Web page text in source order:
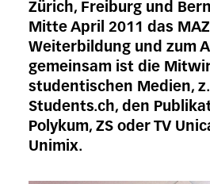
Zürich, Freiburg und
Mitte April 2011 das
Weiterbildung und zum
gemeinsam ist die
studentischen Medien,
Students.ch, den
Polykum, ZS oder TV
Unimix.